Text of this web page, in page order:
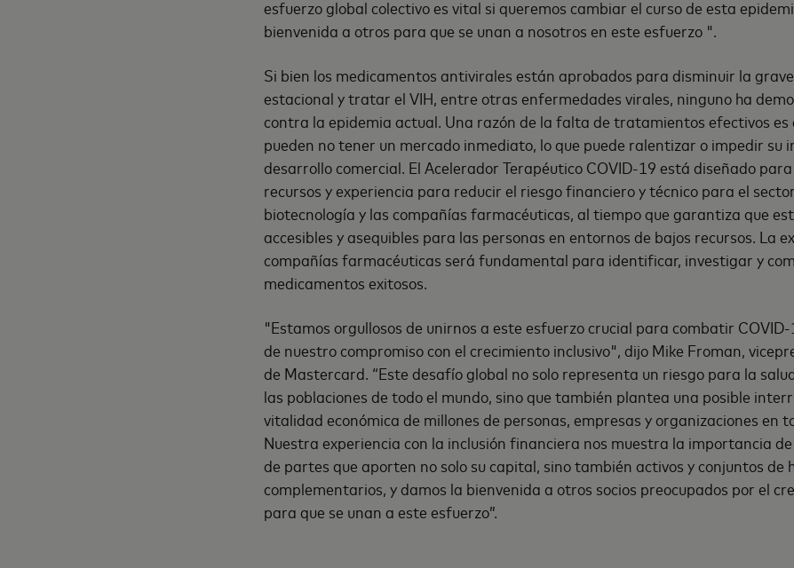
esfuerzo global colectivo es vital si queremos cambiar el curso de esta
bienvenida a otros para que se unan a nosotros en este esfuerzo ".
Si bien los medicamentos antivirales están aprobados para disminuir la
estacional y tratar el VIH, entre otras enfermedades virales, ninguno ha
contra la epidemia actual. Una razón de la falta de tratamientos efectivos es
pueden no tener un mercado inmediato, lo que puede ralentizar o impedir su
desarrollo comercial. El Acelerador Terapéutico COVID-19 está diseñado
recursos y experiencia para reducir el riesgo financiero y técnico para el
biotecnología y las compañías farmacéuticas, al tiempo que garantiza que
accesibles y asequibles para las personas en entornos de bajos recursos. La
compañías farmacéuticas será fundamental para identificar, investigar y
medicamentos exitosos.
"Estamos orgullosos de unirnos a este esfuerzo crucial para combatir
de nuestro compromiso con el crecimiento inclusivo", dijo Mike Froman,
de Mastercard. “Este desafío global no solo representa un riesgo para la
las poblaciones de todo el mundo, sino que también plantea una posible
vitalidad económica de millones de personas, empresas y organizaciones en
Nuestra experiencia con la inclusión financiera nos muestra la importancia
de partes que aporten no solo su capital, sino también activos y conjuntos de
complementarios, y damos la bienvenida a otros socios preocupados por el
para que se unan a este esfuerzo”.